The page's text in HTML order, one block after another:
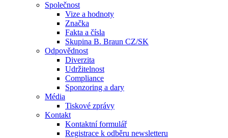
Společnost
Vize a hodnoty
Značka
Fakta a čísla
Skupina B. Braun CZ/SK
Odpovědnost
Diverzita
Udržitelnost
Compliance
Sponzoring a dary
Média
Tiskové zprávy
Kontakt
Kontaktní formulář
Registrace k odběru newsletteru